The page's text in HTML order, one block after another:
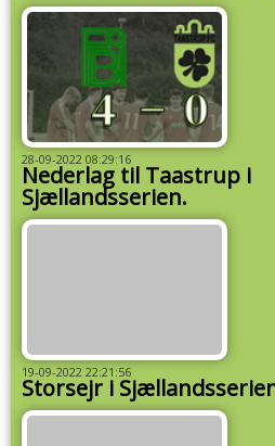
28-09-2022 08:29:16
Nederlag til Taastrup i
Sjællandsserien.
19-09-2022 22:21:56
Storsejr i